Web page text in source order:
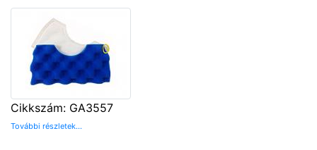
Cikkszám: GA3557
További részletek...